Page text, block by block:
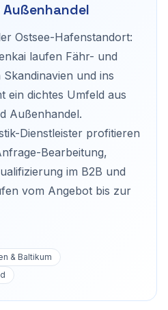
Ostsee-Hafenstandort:
laufen Fähr- und
und ins
ein dichtes Umfeld aus
Außenhandel.
Dienstleister profitieren
Bearbeitung,
im B2B und
vom Angebot bis zur
& Baltikum